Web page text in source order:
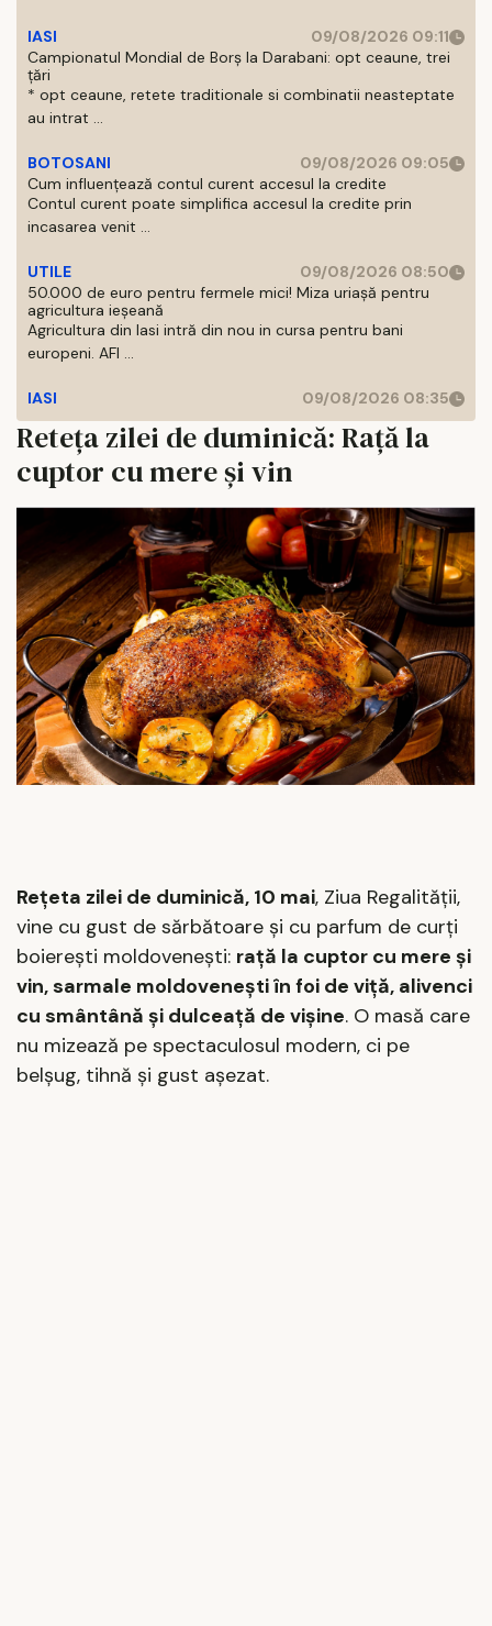
IASI
09/08/2026 09:11
Campionatul Mondial de Borș la Darabani: opt ceaune, trei
țări
* opt ceaune, retete traditionale si combinatii neasteptate
au intrat ...
BOTOSANI
09/08/2026 09:05
Cum influențează contul curent accesul la credite
Contul curent poate simplifica accesul la credite prin
incasarea venit ...
UTILE
09/08/2026 08:50
50.000 de euro pentru fermele mici! Miza uriașă pentru
agricultura ieșeană
Agricultura din Iasi intră din nou in cursa pentru bani
europeni. AFI ...
IASI 09/08/2026 08:35
Reteța zilei de duminică: Rață la
cuptor cu mere și vin
Rețeta zilei de duminică, 10 mai, Ziua Regalității,
vine cu gust de sărbătoare și cu parfum de curți
boierești moldovenești: rață la cuptor cu mere și
vin, sarmale moldovenești în foi de viță, alivenci
cu smântână și dulceață de vișine. O masă care
nu mizează pe spectaculosul modern, ci pe
belșug, tihnă și gust așezat.